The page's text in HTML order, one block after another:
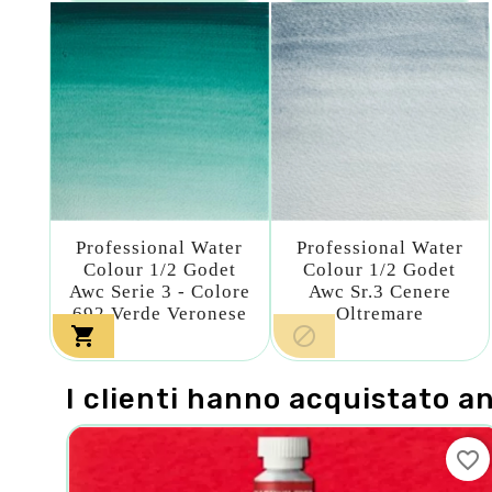
Professional Water
Colour 1/2 Godet
Awc Serie 3 - Colore
692 Verde Veronese

Professional Water
Colour 1/2 Godet
Awc Sr.3 Cenere
Oltremare

I clienti hanno acquistato
favorite_border